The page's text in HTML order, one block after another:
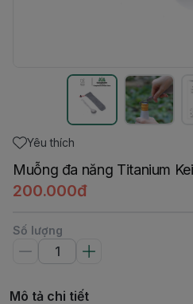
Yêu thích
Muỗng đa năng Titanium
200.000đ
Số lượng
Mô tả chi tiết